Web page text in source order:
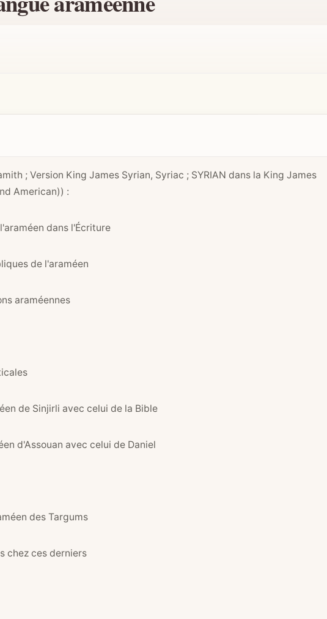
; Version King James Syrian, Syriac ; SYRIAN dans la King James
American)) :
dans l'Écriture
de l'araméen
araméennes
de Sinjirli avec celui de la Bible
d'Assouan avec celui de Daniel
des Targums
chez ces derniers